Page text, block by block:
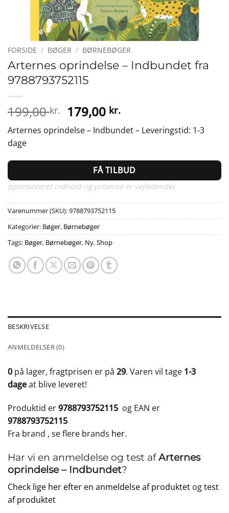
FORSIDE / BØGER / BØRNEBØGER
Arternes oprindelse – Indbundet fra
9788793752115
199,00kr. Den
oprindelige
pris
199,00 kr..
179,00 kr.Den
aktuelle
pris
179,00 kr..
Arternes oprindelse – Indbundet – Leveringstid: 1-3
dage
FÅ TILBUD
(sponsoreret indhold og priserne er vejledende)
Varenummer (SKU):9788793752115
Kategorier: Bøger, Børnebøger
Tags: Bøger, Børnebøger, Ny,Shop
BESKRIVELSE
ANMELDELSER (0)
0 på lager, fragtprisen er på 29. Varen vil tage 1-3
dageat blive leveret!
Produktid er9788793752115 og EAN er
9788793752115
Fra brand , se flere brands her.
Har vi en anmeldelse og test afArternes
oprindelse – Indbundet?
Check lige her efter en anmeldelse af produktet ogtest
af produktet